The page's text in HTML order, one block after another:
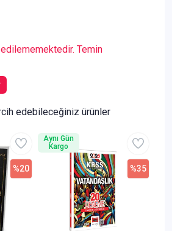
Temin
edebileceğiniz ürünler
%20 %35
Aynı Gün
Kargo